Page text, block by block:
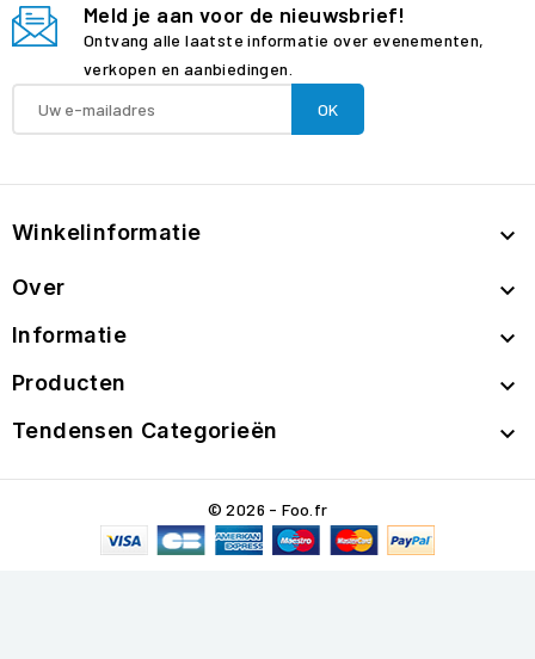
Meld je aan voor de nieuwsbrief!
Ontvang alle laatste informatie over evenementen,
verkopen en aanbiedingen.
Winkelinformatie 
Over 
Informatie 
Producten 
Tendensen Categorieën 
© 2026 - Foo.fr